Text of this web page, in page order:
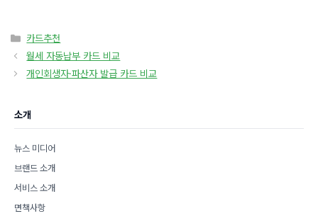
카
테
리
카드추천
월세 자동납부 카드 비교
개인회생자·파산자 발급 카드 비교
소개
뉴스 미디어
브랜드 소개
서비스 소개
면책사항